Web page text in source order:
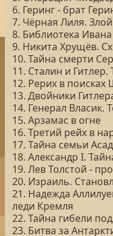
6. Геринг - брат
7. Чёрная Лиля.
8. Библиотека
9. Никита Хрущёв.
10. Тайна смерти
11. Сталин и Гитлер.
12. Рерих в
13. Двойники
14. Генерал Власик.
15. Арзамас в огне
16. Третий рейх в
17. Тайна семьи
18. Александр I.
19. Лев Толстой -
20. Израиль.
21. Надежда
леди Кремля
22. Тайна гибели
23. Битва за